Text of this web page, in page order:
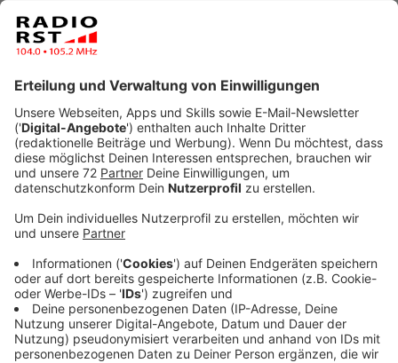
Solidarität für den guten Zweck
Anzeige
Teilnehmerinnen und Teilnehmer der Rennfietsen-Tour
Münsterland 600 Kilometer durch das Münsterland
und die Niederlande gefahren. Am Sonntag erreichten
sie das Ziel auf dem Prinzipalmarkt in Münster – mit
Spenden für Kinder in Not, ein Rekord in der
Anzeige
Starkes Zeichen für Solidarität